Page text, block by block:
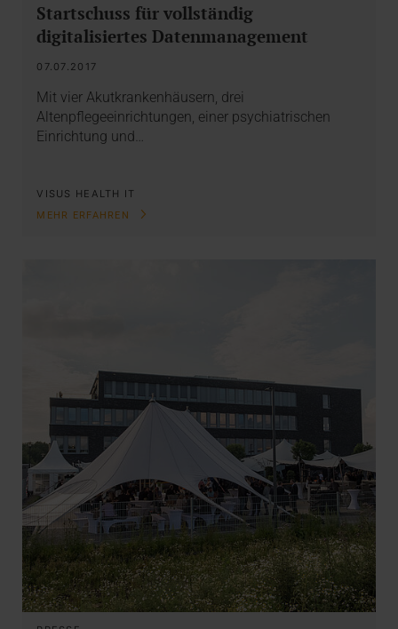
Startschuss für vollständig
digitalisiertes Datenmanagement
07.07.2017
Mit vier Akutkrankenhäusern, drei
Altenpflegeeinrichtungen, einer psychiatrischen
Einrichtung und…
VISUS HEALTH IT
MEHR ERFAHREN